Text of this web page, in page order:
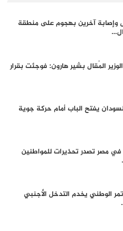
وإصابة آخرين بهجوم على منطقة
المُقال بشير هارون: فوجئت بقرار
يفتح الباب أمام حركة جوية
في مصر تصدر تحذيرات للمواطنين
الوطني يخدم التدخل الأجنبي